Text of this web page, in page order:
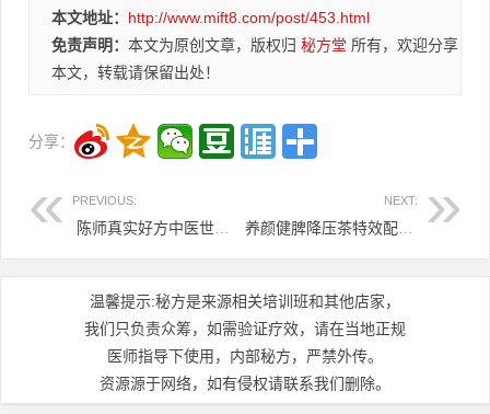
本文地址： http://www.mift8.com/post/453.html
免责声明： 本文为原创文章，版权归 秘方堂 所有，欢迎分享
本文，转载请保留出处！
分享：
PREVIOUS: NEXT:
温馨提示:秘方是来源相关培训班和其他店家，
我们只负责众筹，如需验证疗效，请在当地正规
医师指导下使用，内部秘方，严禁外传。
资源源于网络，如有侵权请联系我们删除。